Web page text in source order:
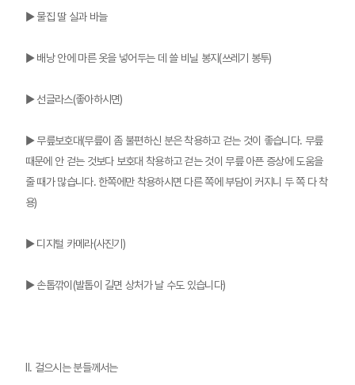
▶ 물집 딸 실과 바늘
▶ 배낭 안에 마른 옷을 넣어두는 데 쓸 비닐 봉지(쓰레기 봉투)
▶ 선글라스(좋아하시면)
▶ 무릎보호대(무릎이 좀 불편하신 분은 착용하고 걷는 것이 좋습니다. 무릎
때문에 안 걷는 것보다 보호대 착용하고 걷는 것이 무릎 아픈 증상에 도움을
줄 때가 많습니다. 한쪽에만 착용하시면 다른 쪽에 부담이 커지니 두 쪽 다 착
용)
▶ 디지털 카메라(사진기)
▶ 손톱깎이(발톱이 길면 상처가 날 수도 있습니다)
Ⅱ. 걸으시는 분들께서는